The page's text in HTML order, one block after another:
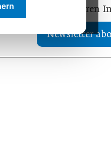
sichern Sie sich Ihren
Newsletter